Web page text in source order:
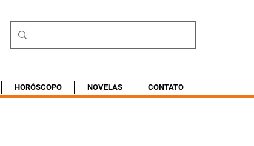
HORÓSCOPO NOVELAS CONTATO